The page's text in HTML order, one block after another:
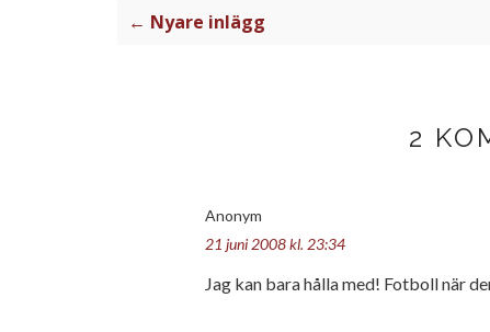
← Nyare inlägg
2
Anonym
21 juni 2008 kl. 23:34
Jag kan bara hålla med! Fotboll när